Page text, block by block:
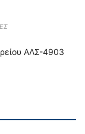
ΑΛΣ-4903